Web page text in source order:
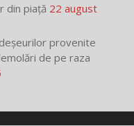
din piață 22 august
provenite
de pe raza